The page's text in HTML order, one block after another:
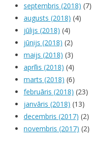
septembris (2018) (7)
augusts (2018) (4)
jūlijs (2018) (4)
jūnijs (2018) (2)
maijs (2018) (3)
aprīlis (2018) (4)
marts (2018) (6)
februāris (2018) (23)
janvāris (2018) (13)
decembris (2017) (2)
novembris (2017) (2)